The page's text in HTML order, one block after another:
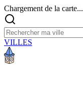
Chargement de la carte...
VILLES